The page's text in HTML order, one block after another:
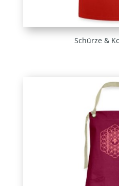
Schürze &